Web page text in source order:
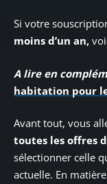
Si votre
moins d’un an,
A lire en
habitation pour
Avant tout, vous
toutes les offres
sélectionner celle
actuelle. En